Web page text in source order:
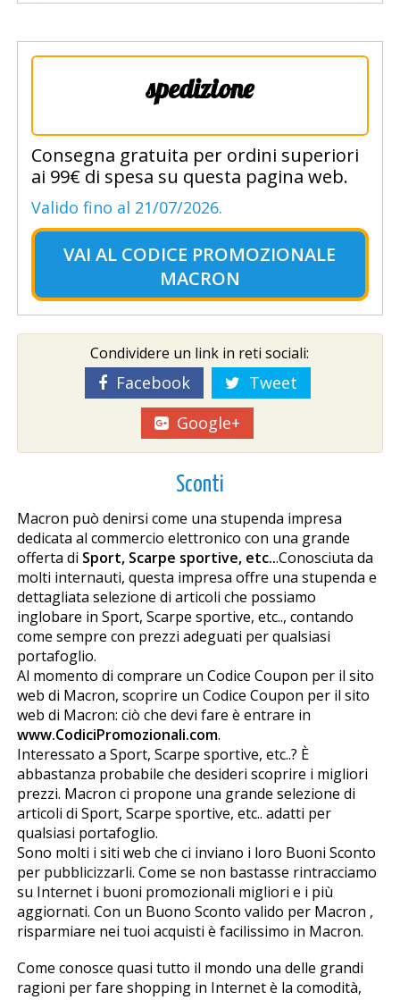
spedizione
Consegna gratuita per ordini superiori
ai 99€ di spesa su questa pagina web.
Valido fino al 21/07/2026.
VAI AL CODICE PROMOZIONALE
MACRON
Condividere un link in reti sociali:
Facebook
Tweet
Google+
Sconti
Macron può definirsi come una stupenda impresa
dedicata al commercio elettronico con una grande
offerta di Sport, Scarpe sportive, etc...Conosciuta da
molti internauti, questa impresa offre una stupenda e
dettagliata selezione di articoli che possiamo
inglobare in Sport, Scarpe sportive, etc.., contando
come sempre con prezzi adeguati per qualsiasi
portafoglio.
Al momento di comprare un Codice Coupon per il sito
web di Macron, scoprire un Codice Coupon per il sito
web di Macron: ciò che devi fare è entrare in
www.CodiciPromozionali.com.
Interessato a Sport, Scarpe sportive, etc..? È
abbastanza probabile che desideri scoprire i migliori
prezzi. Macron ci propone una grande selezione di
articoli di Sport, Scarpe sportive, etc.. adatti per
qualsiasi portafoglio.
Sono molti i siti web che ci inviano i loro Buoni Sconto
per pubblicizzarli. Come se non bastasse rintracciamo
su Internet i buoni promozionali migliori e i più
aggiornati. Con un Buono Sconto valido per Macron ,
risparmiare nei tuoi acquisti è facilissimo in Macron.
Come conosce quasi tutto il mondo una delle grandi
ragioni per fare shopping in Internet è la comodità,